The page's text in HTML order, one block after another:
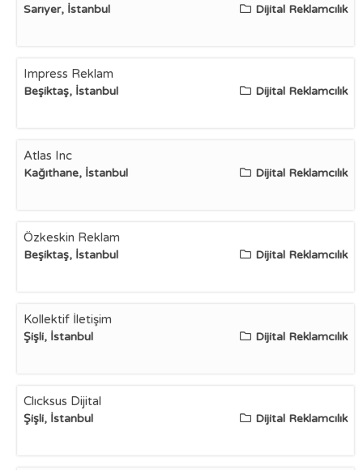
Sarıyer, İstanbul Dijital Reklamcılık
Impress Reklam
Beşiktaş, İstanbul Dijital Reklamcılık
Atlas Inc
Kağıthane, İstanbul Dijital Reklamcılık
Özkeskin Reklam
Beşiktaş, İstanbul Dijital Reklamcılık
Kollektif İletişim
Şişli, İstanbul Dijital Reklamcılık
Clıcksus Dijital
Şişli, İstanbul Dijital Reklamcılık